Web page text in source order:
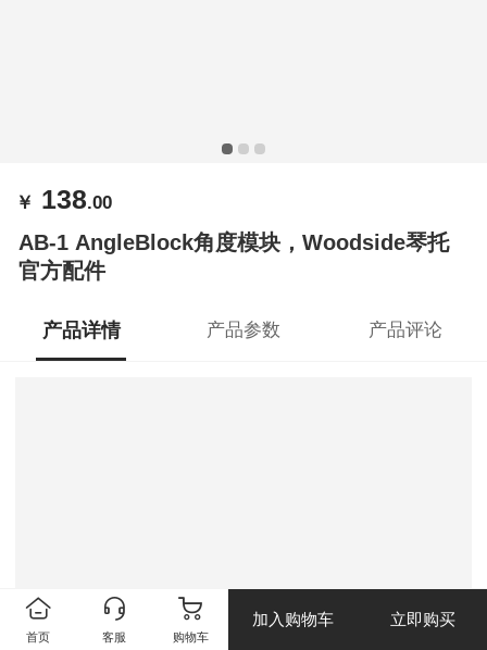
￥ 138.00
AB-1 AngleBlock角度模块，Woodside琴托
官方配件
产品详情 产品参数 产品评论
首页 客服 购物车
加入购物车 立即购买